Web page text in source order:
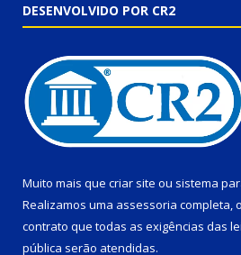
DESENVOLVIDO POR CR2
Muito mais que criar site ou sistema
Realizamos uma assessoria completa,
contrato que todas as exigências das
pública serão atendidas.